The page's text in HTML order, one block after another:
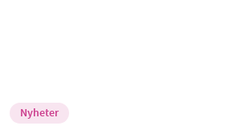
Nyheter